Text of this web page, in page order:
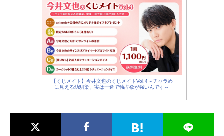
山谷祥生
日笠陽子
楽巌寺嘉伸：麦人
三石琴乃
禪院直毘人：中田譲治
遠藤綾
猪野琢真：林勇
徳井青空
夏油傑：櫻井孝宏
漏瑚：千葉繁
田中敦子
【くじメイト】今井文也のくじメイトVol.4～チャラめ
に見える幼馴染、実は一途で独占欲が強いんです～